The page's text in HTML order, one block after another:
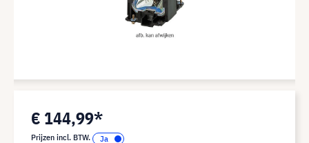
€ 144,99*
Prijzen incl. BTW.